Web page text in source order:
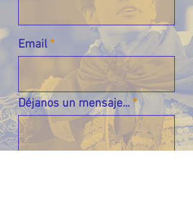
Email
Déjanos un mensaje...